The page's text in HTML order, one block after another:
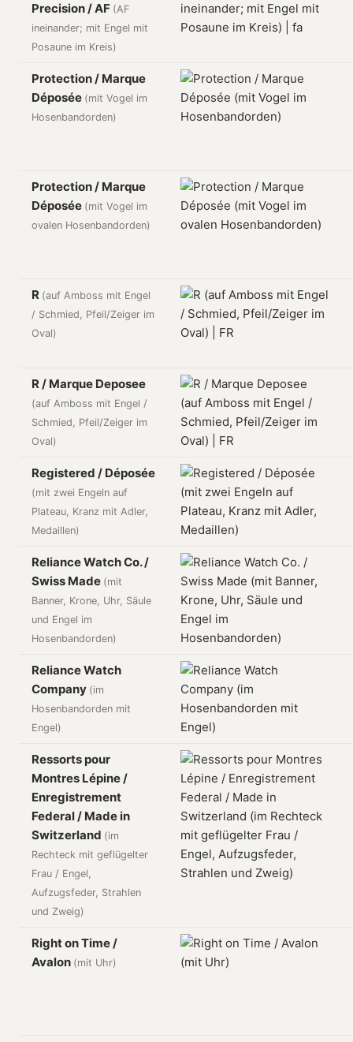
Precision / AF (AF
ineinander; mit Engel mit
Posaune im Kreis)
Protection / Marque
Déposée (mit Vogel im
Hosenbandorden)
Protection / Marque
Déposée (mit Vogel im
ovalen Hosenbandorden)
R (auf Amboss mit Engel
/ Schmied, Pfeil/Zeiger im
Oval)
R / Marque Deposee
(auf Amboss mit Engel /
Schmied, Pfeil/Zeiger im
Oval)
Registered / Déposée
(mit zwei Engeln auf
Plateau, Kranz mit Adler,
Medaillen)
Reliance Watch Co. /
Swiss Made (mit
Banner, Krone, Uhr, Säule
und Engel im
Hosenbandorden)
Reliance Watch
Company (im
Hosenbandorden mit
Engel)
Ressorts pour
Montres Lépine /
Enregistrement
Federal / Made in
Switzerland (im
Rechteck mit geflügelter
Frau / Engel,
Aufzugsfeder, Strahlen
und Zweig)
Right on Time /
Avalon (mit Uhr)